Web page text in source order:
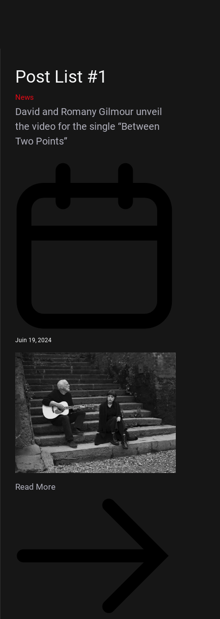
Post List #1
News
David and Romany Gilmour unveil
the video for the single “Between
Two Points”
Juin 19, 2024
Read More